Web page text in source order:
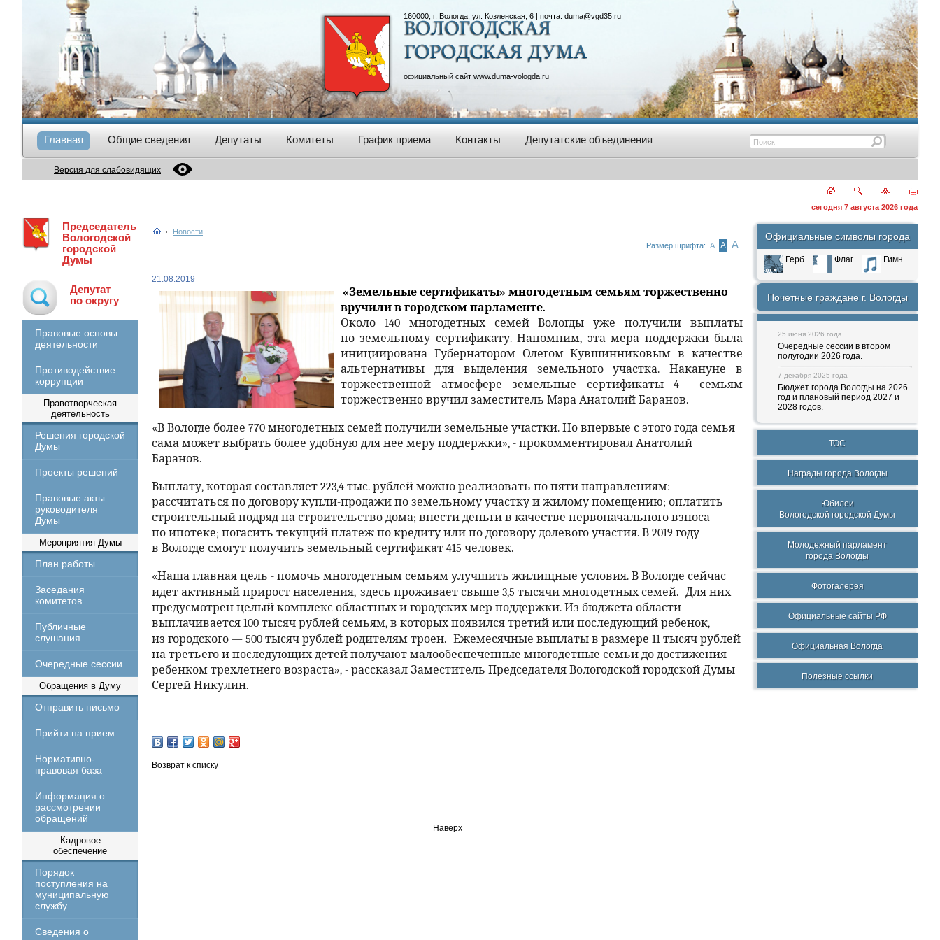
160000, г. Вологда, ул. Козленская, 6 | почта: duma@vgd35.ru
официальный сайт www.duma-vologda.ru
Главная Общие сведения Депутаты Комитеты График приема Контакты Депутатские объединения
Версия для слабовидящих
сегодня 7 августа 2026 года
Председатель
Вологодской
городской
Думы
Депутат
по округу
Правовые основы
деятельности
Противодействие
коррупции
Правотворческая
деятельность
Решения городской
Думы
Проекты решений
Правовые акты
руководителя
Думы
Мероприятия Думы
План работы
Заседания
комитетов
Публичные
слушания
Очередные сессии
Обращения в Думу
Отправить письмо
Прийти на прием
Нормативно-
правовая база
Информация о
рассмотрении
обращений
Кадровое
обеспечение
Порядок
поступления на
муниципальную
службу
Сведения о
Новости
Размер шрифта: А А А
21.08.2019
«Земельные сертификаты» многодетным семьям торжественно
вручили в городском парламенте.
Около 140 многодетных семей Вологды уже получили выплаты
по земельному сертификату. Напомним, эта мера поддержки была
инициирована Губернатором Олегом Кувшинниковым в качестве
альтернативы для выделения земельного участка. Накануне в
торжественной атмосфере земельные сертификаты 4 семьям
торжественно вручил заместитель Мэра Анатолий Баранов.
«В Вологде более 770 многодетных семей получили земельные участки. Но впервые с этого года семья
сама может выбрать более удобную для нее меру поддержки», - прокомментировал Анатолий
Баранов.
Выплату, которая составляет 223,4 тыс. рублей можно реализовать по пяти направлениям:
рассчитаться по договору купли-продажи по земельному участку и жилому помещению; оплатить
строительный подряд на строительство дома; внести деньги в качестве первоначального взноса
по ипотеке; погасить текущий платеж по кредиту или по договору долевого участия. В 2019 году
в Вологде смогут получить земельный сертификат 415 человек.
«Наша главная цель - помочь многодетным семьям улучшить жилищные условия. В Вологде сейчас
идет активный прирост населения, здесь проживает свыше 3,5 тысячи многодетных семей. Для них
предусмотрен целый комплекс областных и городских мер поддержки. Из бюджета области
выплачивается 100 тысяч рублей семьям, в которых появился третий или последующий ребенок,
из городского — 500 тысяч рублей родителям троен. Ежемесячные выплаты в размере 11 тысяч рублей
на третьего и последующих детей получают малообеспеченные многодетные семьи до достижения
ребенком трехлетнего возраста», - рассказал Заместитель Председателя Вологодской городской Думы
Сергей Никулин.
Возврат к списку
Наверх
Официальные символы города
Герб Флаг Гимн
Почетные граждане г. Вологды
25 июня 2026 года
Очередные сессии в втором
полугодии 2026 года.
7 декабря 2025 года
Бюджет города Вологды на 2026
год и плановый период 2027 и
2028 годов.
ТОС
Награды города Вологды
Юбилеи
Вологодской городской Думы
Молодежный парламент
города Вологды
Фотогалерея
Официальные сайты РФ
Официальная Вологда
Полезные ссылки